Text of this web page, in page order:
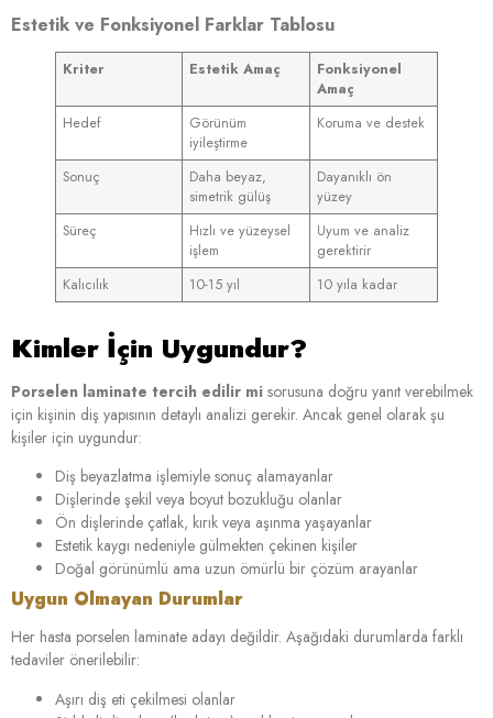
Estetik ve Fonksiyonel Farklar Tablosu
Kriter Estetik Amaç
Fonksiyonel
Amaç
Hedef
Görünüm
iyileştirme
Koruma ve destek
Sonuç
Daha beyaz,
simetrik gülüş
Dayanıklı ön
yüzey
Süreç
Hızlı ve yüzeysel
işlem
Uyum ve analiz
gerektirir
Kalıcılık
10-15 yıl 10 yıla kadar
Kimler İçin Uygundur?
Porselen laminate tercih edilir mi sorusuna doğru yanıt verebilmek
için kişinin diş yapısının detaylı analizi gerekir. Ancak genel olarak şu
kişiler için uygundur:
Diş beyazlatma işlemiyle sonuç alamayanlar
Dişlerinde şekil veya boyut bozukluğu olanlar
Ön dişlerinde çatlak, kırık veya aşınma yaşayanlar
Estetik kaygı nedeniyle gülmekten çekinen kişiler
Doğal görünümlü ama uzun ömürlü bir çözüm arayanlar
Uygun Olmayan Durumlar
Her hasta porselen laminate adayı değildir. Aşağıdaki durumlarda farklı
tedaviler önerilebilir:
Aşırı diş eti çekilmesi olanlar